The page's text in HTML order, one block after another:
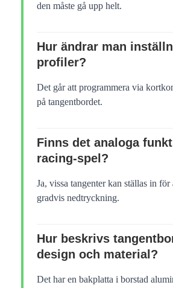
den måste gå upp helt.
Hur ändrar man
profiler?
Det går att programmera via
på tangentbordet.
Finns det analoga
racing-spel?
Ja, vissa tangenter kan ställas in för
gradvis nedtryckning.
Hur beskrivs
design och material?
Det har en bakplatta i borstad